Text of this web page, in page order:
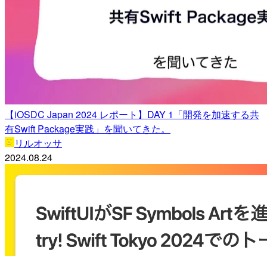
【iOSDC Japan 2024 レポート】DAY 1「開発を加速する共
有Swift Package実践」を聞いてきた。
リルオッサ
2024.08.24